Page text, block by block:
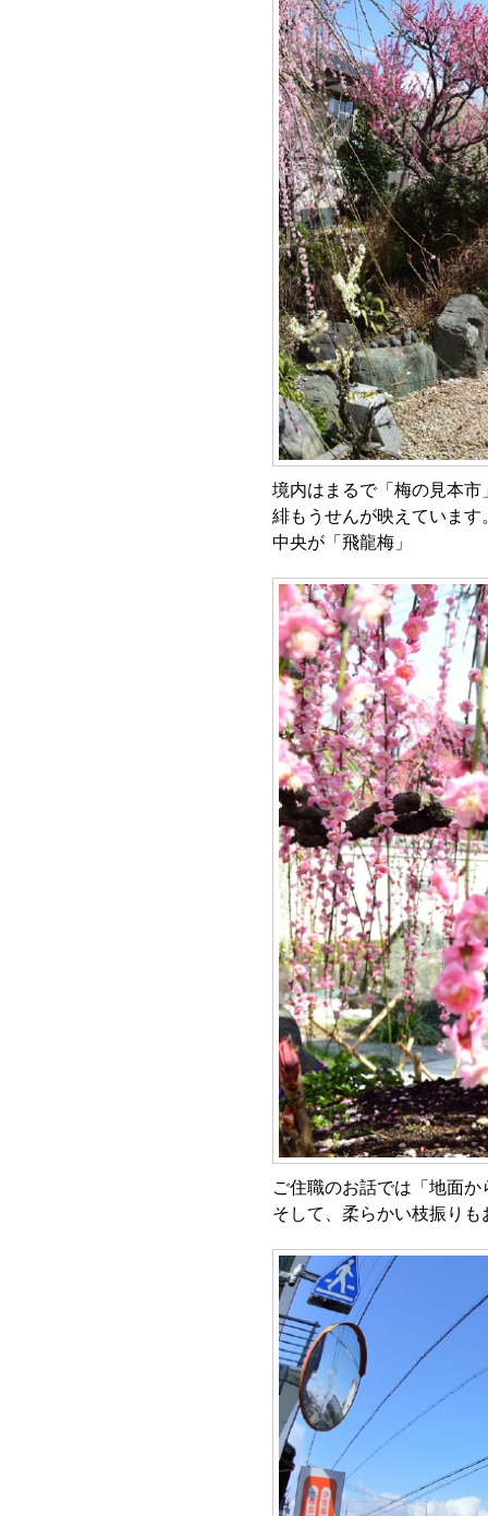
境内はまるで「梅の見本市
緋もうせんが映えています
中央が「飛龍梅」
ご住職のお話では「地面
そして、柔らかい枝振りも